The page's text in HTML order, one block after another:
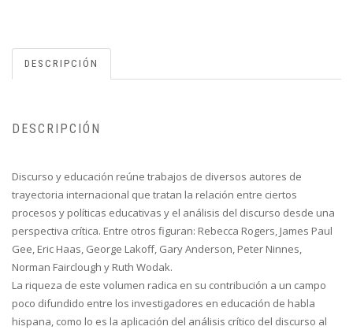
DESCRIPCIÓN
DESCRIPCIÓN
Discurso y educación reúne trabajos de diversos autores de
trayectoria internacional que tratan la relación entre ciertos
procesos y políticas educativas y el análisis del discurso desde una
perspectiva crítica. Entre otros figuran: Rebecca Rogers, James Paul
Gee, Eric Haas, George Lakoff, Gary Anderson, Peter Ninnes,
Norman Fairclough y Ruth Wodak.
La riqueza de este volumen radica en su contribución a un campo
poco difundido entre los investigadores en educación de habla
hispana, como lo es la aplicación del análisis crítico del discurso al